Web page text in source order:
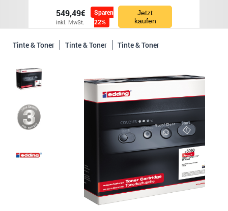
549,49€
inkl. MwSt.
Sparen
22%
Jetzt
kaufen
Tinte & Toner Tinte & Toner Tinte & Toner